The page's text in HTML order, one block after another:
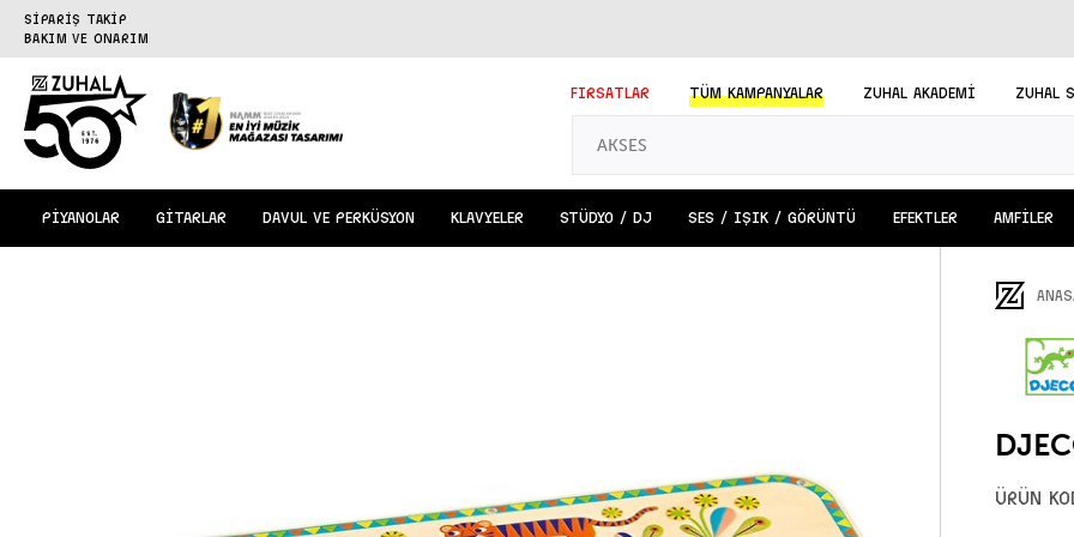
SİPARİŞ TAKİP
BAKIM VE ONARIM
FIRSATLAR TÜMKAMPANYALAR ZUHAL AKADEMİ ZUHAL
PİYANOLAR GİTARLAR DAVUL VE PERKÜSYON KLAVYELER STÜDYO / DJ SES / IŞIK / GÖRÜNTÜ EFEKTLER AMFİLER
ÜRÜN